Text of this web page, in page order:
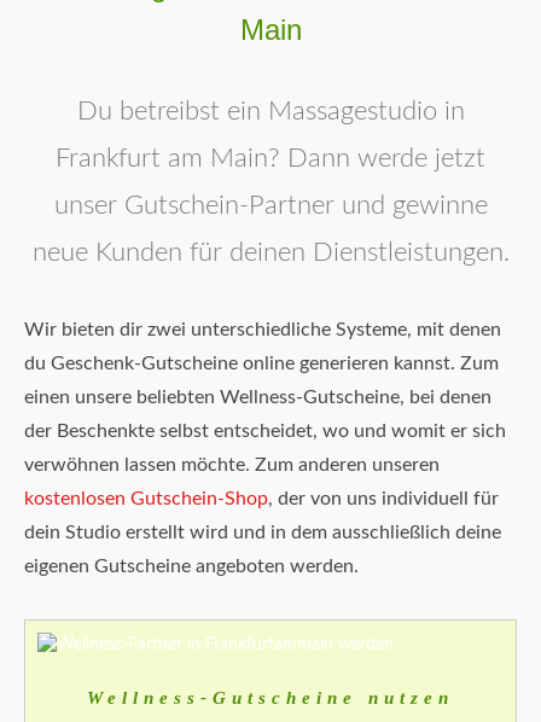
Main
Du betreibst ein Massagestudio in
Frankfurt am Main? Dann werde jetzt
unser Gutschein-Partner und gewinne
neue Kunden für deinen Dienstleistungen.
Wir bieten dir zwei unterschiedliche Systeme, mit denen
du Geschenk-Gutscheine online generieren kannst. Zum
einen unsere beliebten Wellness-Gutscheine, bei denen
der Beschenkte selbst entscheidet, wo und womit er sich
verwöhnen lassen möchte. Zum anderen unseren
kostenlosen Gutschein-Shop, der von uns individuell für
dein Studio erstellt wird und in dem ausschließlich deine
eigenen Gutscheine angeboten werden.
Wellness-Gutscheine nutzen